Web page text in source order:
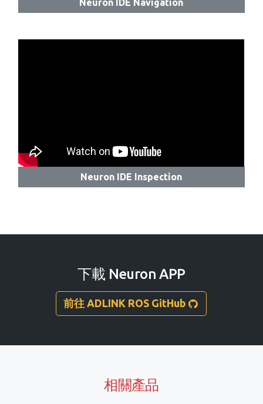
Neuron IDE Navigation
Neuron IDE Inspection
下載 Neuron APP
前往 ADLINK ROS GitHub
相關產品